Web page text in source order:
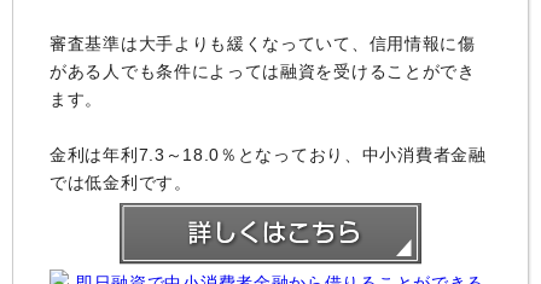
審査基準は大手よりも緩くなっていて、信用情報に傷
がある人でも条件によっては融資を受けることができ
ます。
金利は年利7.3～18.0％となっており、中小消費者金融
では低金利です。